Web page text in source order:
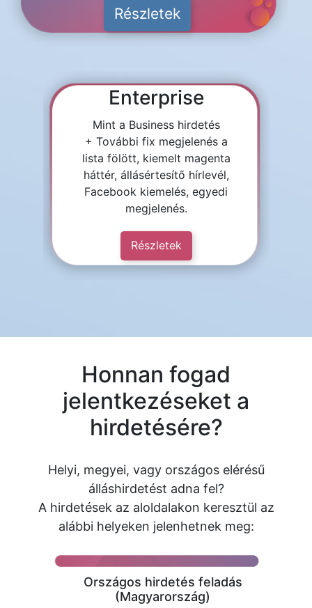
Részletek
Enterprise
Mint a Business hirdetés
+ További fix megjelenés a
lista fölött, kiemelt magenta
háttér, állásértesítő hírlevél,
Facebook kiemelés, egyedi
megjelenés.
Részletek
Honnan fogad
jelentkezéseket a
hirdetésére?
Helyi, megyei, vagy országos elérésű
álláshirdetést adna fel?
A hirdetések az aloldalakon keresztül az
alábbi helyeken jelenhetnek meg:
Országos hirdetés feladás
(Magyarország)